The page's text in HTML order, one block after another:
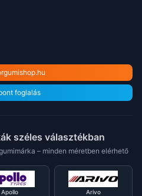
foglalás
széles választékban
– minden méretben elérhető
Apollo Arivo